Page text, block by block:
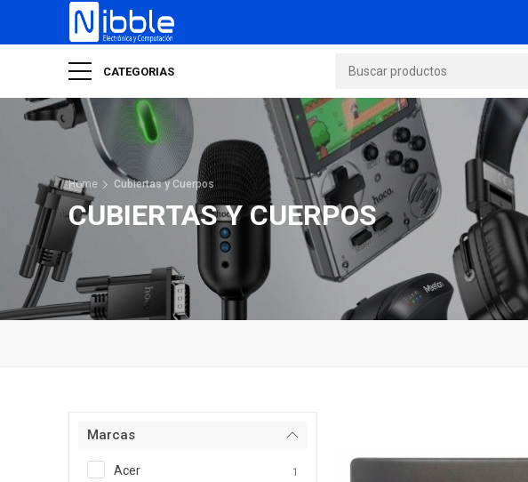
CATEGORIAS
Home Cubiertas y Cuerpos
CUBIERTAS Y CUERPOS
Marcas
Acer 1